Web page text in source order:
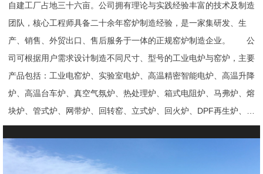
自建工厂占地三十六亩。公司拥有理论与实践经验丰富的技术及制造
团队，核心工程师具备二十余年窑炉制造经验，是一家集研发、生
产、销售、外贸出口、售后服务于一体的正规窑炉制造企业。 公
司可根据用户需求设计制造不同尺寸、型号的工业电炉与窑炉，主要
产品包括：工业电窑炉、实验室电炉、高温精密智能电炉、高温升降
炉、高温台车炉、真空气氛炉、热处理炉、箱式电阻炉、马弗炉、熔
块炉、管式炉、网带炉、回转窑、立式炉、回火炉、DPF再生炉、试
验电炉、钟罩炉、退火炉、烧结炉、热震炉、高真空炉、重烧炉、牙
科烤瓷炉、真空CVD管式炉、高温节能电炉、气氛炉、井式电炉、
熔炼炉、推板窑炉、辊道窑炉、烘箱、真空干燥箱、工业烘箱、发热